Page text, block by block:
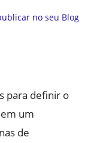
para definir o
um
de